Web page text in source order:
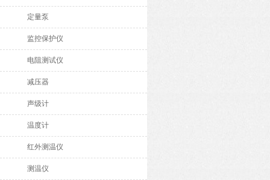
定量泵
监控保护仪
电阻测试仪
减压器
声级计
温度计
红外测温仪
测温仪